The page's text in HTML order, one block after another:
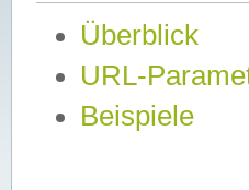
Überblick
URL-
Beispiele